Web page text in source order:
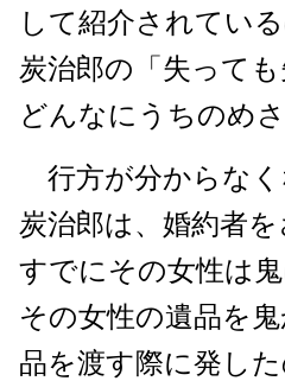
して紹介されてい
炭治郎の「失って
どんなにうちのめ
行方が分からなく
炭治郎は、婚約者
すでにその女性は
その女性の遺品を
品を渡す際に発し